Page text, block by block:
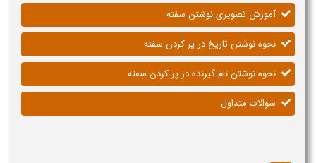
آموزش تصویری نوشتن سفته
نحوه نوشتن تاریخ در پر کردن سفته
نحوه نوشتن نام گیرنده در پر کردن سفته
سوالات متداول